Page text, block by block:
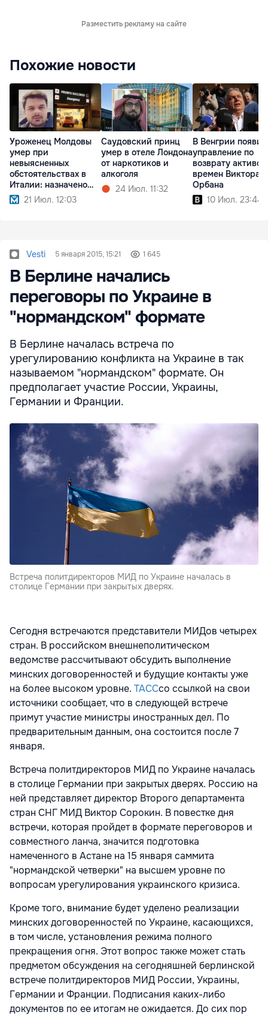
Разместить рекламу на сайте
Похожие новости
Уроженец Молдовы
умер при
невыясненных
обстоятельствах в
Италии: назначено
вскрытие
21 Июл. 12:03
Саудовский принц
умер в отеле Лондона
от наркотиков и
алкоголя
24 Июл. 11:32
В Венгрии
управление по
возврату активов
времен Виктора
Орбана
10 Июл. 23:44
Vesti 5 января 2015, 15:21 1 645
В Берлине начались
переговоры по Украине в
"нормандском" формате
В Берлине началась встреча по
урегулированию конфликта на Украине в так
называемом "нормандском" формате. Он
предполагает участие России, Украины,
Германии и Франции.
Встреча политдиректоров МИД по Украине началась в
столице Германии при закрытых дверях.
Сегодня встречаются представители МИДов четырех
стран. В российском внешнеполитическом
ведомстве рассчитывают обсудить выполнение
минских договоренностей и будущие контакты уже
на более высоком уровне. ТАССсо ссылкой на свои
источники сообщает, что в следующей встрече
примут участие министры иностранных дел. По
предварительным данным, она состоится после 7
января.
Встреча политдиректоров МИД по Украине началась
в столице Германии при закрытых дверях. Россию на
ней представляет директор Второго департамента
стран СНГ МИД Виктор Сорокин. В повестке дня
встречи, которая пройдет в формате переговоров и
совместного ланча, значится подготовка
намеченного в Астане на 15 января саммита
"нормандской четверки" на высшем уровне по
вопросам урегулирования украинского кризиса.
Кроме того, внимание будет уделено реализации
минских договоренностей по Украине, касающихся,
в том числе, установления режима полного
прекращения огня. Этот вопрос также может стать
предметом обсуждения на сегодняшней берлинской
встрече политдиректоров МИД России, Украины,
Германии и Франции. Подписания каких-либо
документов по ее итогам не ожидается. До сих пор